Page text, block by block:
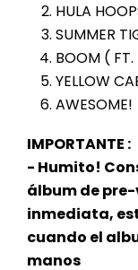
HULA
SUMMER
BOOM (
YELLOW
AWESOME!
IMPORTANTE :
- Humito!
álbum de
inmediata,
cuando el
manos